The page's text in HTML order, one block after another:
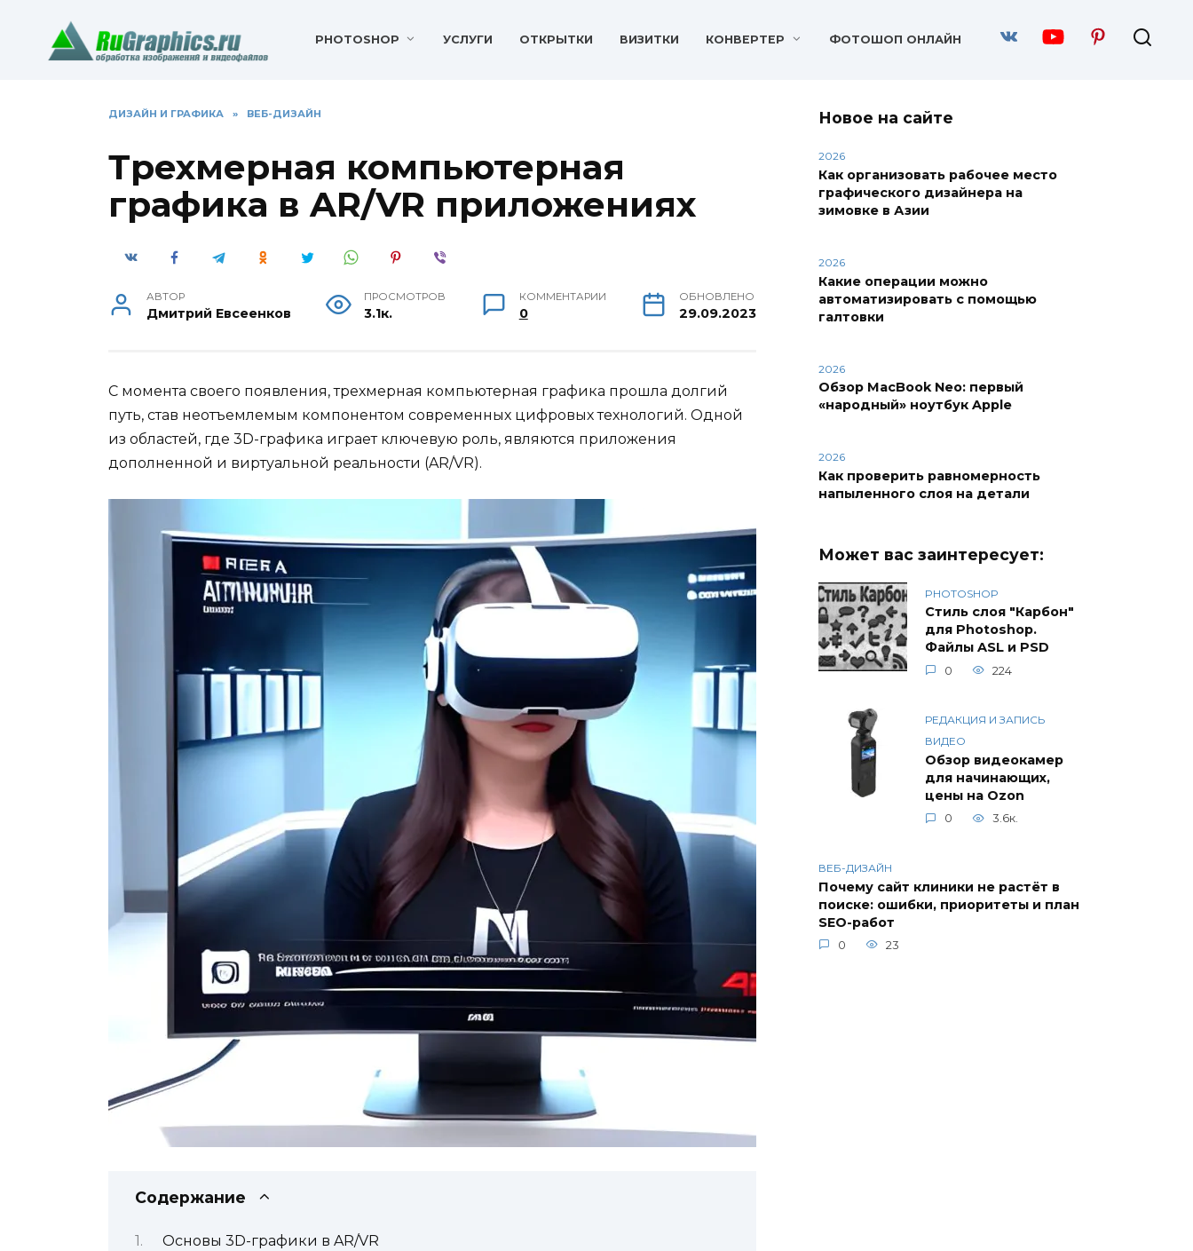
содержанию
PHOTOSHOP УСЛУГИ ОТКРЫТКИ ВИЗИТКИ КОНВЕРТЕР ФОТОШОП ОНЛАЙН
ДИЗАЙН И ГРАФИКА » ВЕБ-ДИЗАЙН
Трехмерная компьютерная
графика в AR/VR приложениях
АВТОР
Дмитрий Евсеенков
ПРОСМОТРОВ
3.1к.
КОММЕНТАРИИ
0
ОБНОВЛЕНО
29.09.2023
С момента своего появления, трехмерная компьютерная графика прошла долгий
путь, став неотъемлемым компонентом современных цифровых технологий. Одной
из областей, где 3D-графика играет ключевую роль, являются приложения
дополненной и виртуальной реальности (AR/VR).
Содержание
Основы 3D-графики в AR/VR
Новое на сайте
2026
Как организовать рабочее место
графического дизайнера на
зимовке в Азии
2026
Какие операции можно
автоматизировать с помощью
галтовки
2026
Обзор MacBook Neo: первый
«народный» ноутбук Apple
2026
Как проверить равномерность
напыленного слоя на детали
Может вас заинтересует:
PHOTOSHOP
Стиль слоя "Карбон"
для Photoshop.
Файлы ASL и PSD
0 224
РЕДАКЦИЯ И ЗАПИСЬ
ВИДЕО
Обзор видеокамер
для начинающих,
цены на Ozon
0 3.6к.
ВЕБ-ДИЗАЙН
Почему сайт клиники не растёт в
поиске: ошибки, приоритеты и план
SEO-работ
0 23